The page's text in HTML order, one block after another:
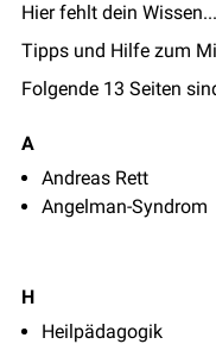
Hier fehlt dein
Tipps und Hilfe zum
Folgende 13 Seiten
A
Andreas Rett
Angelman-Syndrom
H
Heilpädagogik